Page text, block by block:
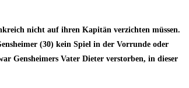
nicht auf ihren Kapitän verzichten müssen.
(30) kein Spiel in der Vorrunde oder
Gensheimers Vater Dieter verstorben, in dieser